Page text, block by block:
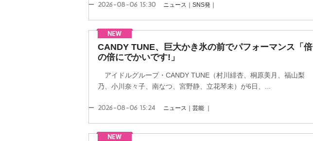
2026-08-06 15:30 ニュース｜SNS発｜
CANDY TUNE、巨大かき氷の前でパフォーマンス「倍
の倍にでかいです!」
アイドルグループ・CANDY TUNE（村川緋杏、桐原美月、福山梨
乃、小川奈々子、南なつ、宮野静、立花琴未）が6日、...
2026-08-06 15:24 ニュース｜芸能 ｜